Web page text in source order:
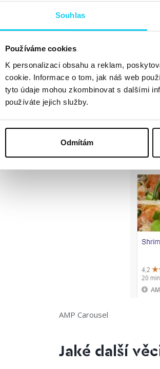
Souhlas
Používáme cookies
K personalizaci obsahu a reklam,
cookie. Informace o tom, jak náš web
tyto údaje mohou zkombinovat s dalšími
používáte jejich služby.
Odmítám
Snippety s příznakem AMP
2) AMP stránky se také
carousel.
AMP Carousel
Jaké další